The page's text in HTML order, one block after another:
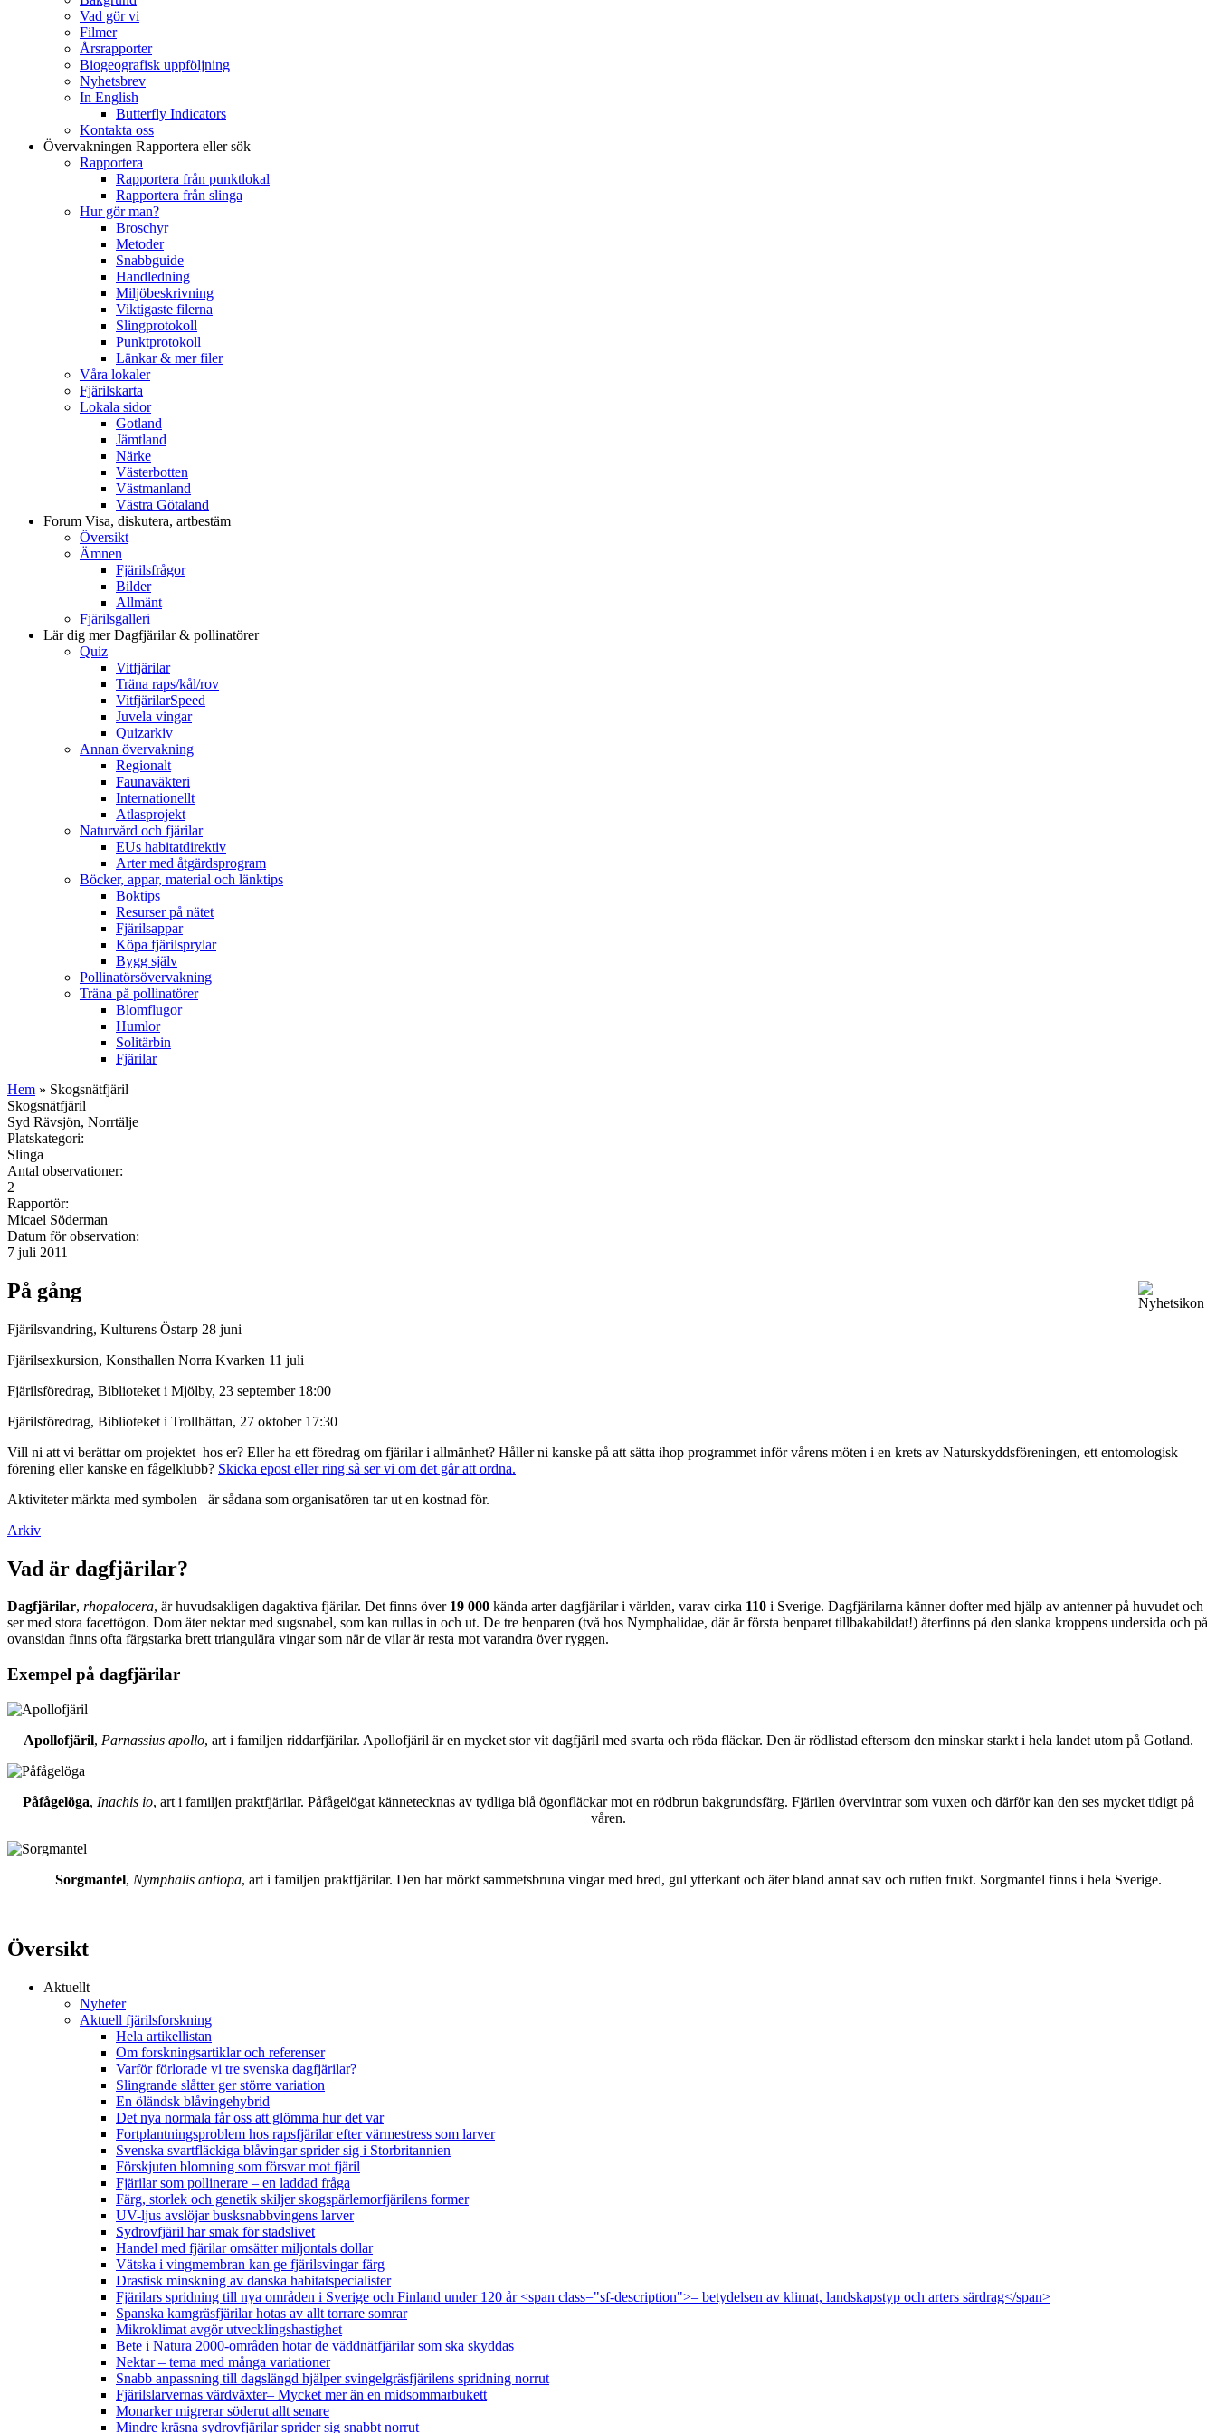
Vad gör vi
Filmer
Årsrapporter
Biogeografisk uppföljning
Nyhetsbrev
In English
Butterfly Indicators
Kontakta oss
Övervakningen Rapportera eller sök
Rapportera
Rapportera från punktlokal
Rapportera från slinga
Hur gör man?
Broschyr
Metoder
Snabbguide
Handledning
Miljöbeskrivning
Viktigaste filerna
Slingprotokoll
Punktprotokoll
Länkar & mer filer
Våra lokaler
Fjärilskarta
Lokala sidor
Gotland
Jämtland
Närke
Västerbotten
Västmanland
Västra Götaland
Forum Visa, diskutera, artbestäm
Översikt
Ämnen
Fjärilsfrågor
Bilder
Allmänt
Fjärilsgalleri
Lär dig merDagfjärilar & pollinatörer
Quiz
Vitfjärilar
Träna raps/kål/rov
VitfjärilarSpeed
Juvela vingar
Quizarkiv
Annan övervakning
Regionalt
Faunaväkteri
Internationellt
Atlasprojekt
Naturvård och fjärilar
EUs habitatdirektiv
Arter med åtgärdsprogram
Böcker, appar, material och länktips
Boktips
Resurser på nätet
Fjärilsappar
Köpa fjärilsprylar
Bygg själv
Pollinatörsövervakning
Träna på pollinatörer
Blomflugor
Humlor
Solitärbin
Fjärilar
Hem » Skogsnätfjäril
Skogsnätfjäril
Syd Rävsjön, Norrtälje
Platskategori:
Slinga
Antal observationer:
2
Rapportör:
Micael Söderman
Datum för observation:
7 juli 2011
På gång
Fjärilsvandring, Kulturens Östarp 28 juni
Fjärilsexkursion, Konsthallen Norra Kvarken 11 juli
Fjärilsföredrag, Biblioteket i Mjölby, 23 september 18:00
Fjärilsföredrag, Biblioteket i Trollhättan, 27 oktober 17:30
Vill ni att vi berättar om projektet hos er? Eller ha ett föredrag om fjärilar i allmänhet? Håller ni kanske på att sätta ihop programmet inför vårens möten i en krets av Naturskyddsföreningen, ett entomologisk
förening eller kanske en fågelklubb? Skicka epost eller ring så ser vi om det går att ordna.
Aktiviteter märkta med symbolen
är sådana som organisatören tar ut en kostnad för.
Arkiv
Vad är dagfjärilar?
Dagfjärilar, rhopalocera, är huvudsakligen dagaktiva fjärilar. Det finns över 19 000 kända arter dagfjärilar i världen, varav cirka 110 i Sverige. Dagfjärilarna känner dofter med hjälp av antenner på huvudet och
ser med stora facettögon. Dom äter nektar med sugsnabel, som kan rullas in och ut. De tre benparen (två hos Nymphalidae, där är första benparet tillbakabildat!) återfinns på den slanka kroppens undersida och på
ovansidan finns ofta färgstarka brett triangulära vingar som när de vilar är resta mot varandra över ryggen.
Exempel på dagfjärilar
Apollofjäril, Parnassius apollo, art i familjen riddarfjärilar. Apollofjäril är en mycket stor vit dagfjäril med svarta och röda fläckar. Den är rödlistad eftersom den minskar starkt i hela landet utom på Gotland.
Påfågelöga, Inachis io, art i familjen praktfjärilar. Påfågelögat kännetecknas av tydliga blå ögonfläckar mot en rödbrun bakgrundsfärg. Fjärilen övervintrar som vuxen och därför kan den ses mycket tidigt på
våren.
Sorgmantel, Nymphalis antiopa, art i familjen praktfjärilar. Den har mörkt sammetsbruna vingar med bred, gul ytterkant och äter bland annat sav och rutten frukt. Sorgmantel finns i hela Sverige.
Översikt
Aktuellt
Nyheter
Aktuell fjärilsforskning
Hela artikellistan
Om forskningsartiklar och referenser
Varför förlorade vi tre svenska dagfjärilar?
Slingrande slåtter ger större variation
En öländsk blåvingehybrid
Det nya normala får oss att glömma hur det var
Fortplantningsproblem hos rapsfjärilar efter värmestress som larver
Svenska svartfläckiga blåvingar sprider sig i Storbritannien
Förskjuten blomning som försvar mot fjäril
Fjärilar som pollinerare – en laddad fråga
Färg, storlek och genetik skiljer skogspärlemorfjärilens former
UV-ljus avslöjar busksnabbvingens larver
Sydrovfjäril har smak för stadslivet
Handel med fjärilar omsätter miljontals dollar
Vätska i vingmembran kan ge fjärilsvingar färg
Drastisk minskning av danska habitatspecialister
Fjärilars spridning till nya områden i Sverige och Finland under 120 år <span class="sf-description">– betydelsen av klimat, landskapstyp och arters särdrag</span>
Spanska kamgräsfjärilar hotas av allt torrare somrar
Mikroklimat avgör utvecklingshastighet
Bete i Natura 2000-områden hotar de väddnätfjärilar som ska skyddas
Nektar – tema med många variationer
Snabb anpassning till dagslängd hjälper svingelgräsfjärilens spridning norrut
Fjärilslarvernas värdväxter– Mycket mer än en midsommarbukett
Monarker migrerar söderut allt senare
Mindre kräsna sydrovfjärilar sprider sig snabbt norrut